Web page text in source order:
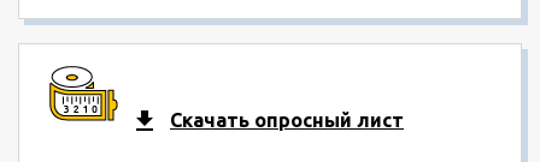
Скачать опросный лист